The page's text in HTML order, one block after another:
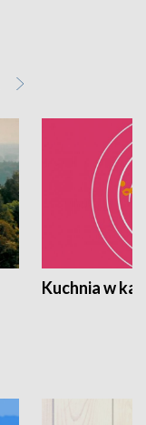
Kuchnia w